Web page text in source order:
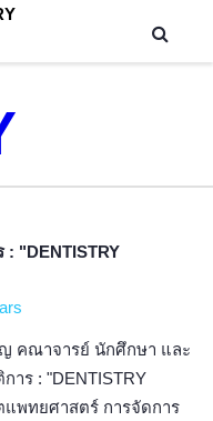
: "DENTISTRY
คณาจารย์ นักศึกษา และ
าร : "DENTISTRY
แพทยศาสตร์ การจัดการ